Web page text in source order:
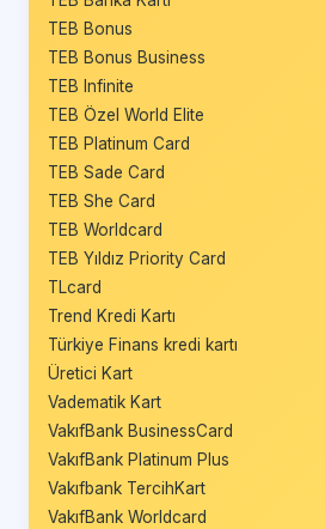
TEB Bonus
TEB Bonus Business
TEB Infinite
TEB Özel World Elite
TEB Platinum Card
TEB Sade Card
TEB She Card
TEB Worldcard
TEB Yıldız Priority Card
TLcard
Trend Kredi Kartı
Türkiye Finans kredi kartı
Üretici Kart
Vadematik Kart
VakıfBank BusinessCard
VakıfBank Platinum Plus
Vakıfbank TercihKart
VakıfBank Worldcard